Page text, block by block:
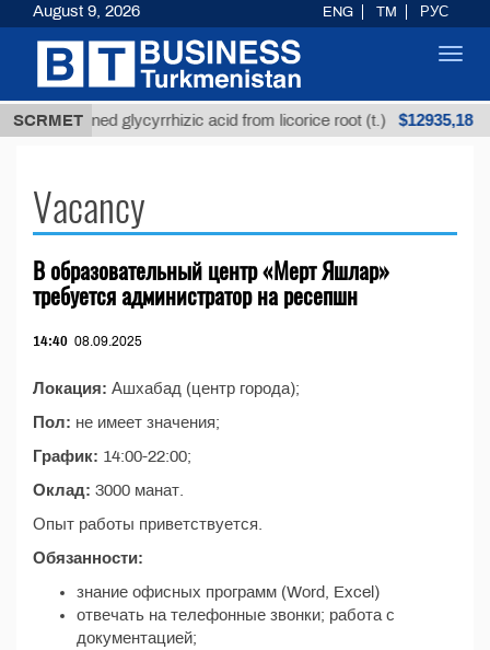
SCRMET
Unrefined glycyrrhizic acid from licorice root (t.) $12935,18
Vacancy
В образовательный центр «Мерт Яшлар»
требуется администратор на ресепшн
14:40 08.09.2025
Локация: Ашхабад (центр города);
Пол: не имеет значения;
График: 14:00-22:00;
Оклад: 3000 манат.
Опыт работы приветствуется.
Обязанности:
знание офисных программ (Word, Excel)
отвечать на телефонные звонки; работа с
документацией;
August 9, 2026 ENG TM РУС